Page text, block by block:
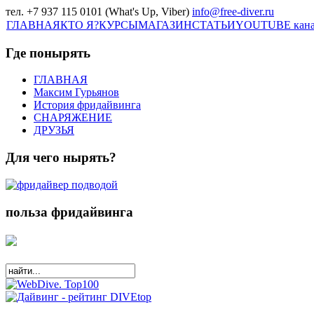
тел. +7 937 115 0101 (What's Up, Viber) info@free-diver.ru
ГЛАВНАЯКТО Я?КУРСЫМАГАЗИНСТАТЬИYOUTUBE
Где понырять
ГЛАВНАЯ
Максим Гурьянов
История фридайвинга
СНАРЯЖЕНИЕ
ДРУЗЬЯ
Для чего нырять?
польза фридайвинга